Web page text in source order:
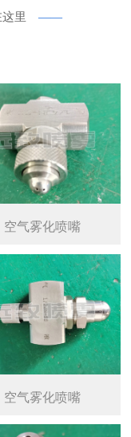
里 ——
空气雾化喷嘴
空气雾化喷嘴